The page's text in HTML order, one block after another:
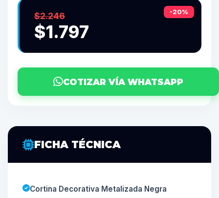
-20%
$2.246
$1.797
COTIZAR VÍA WHATSAPP
FICHA TÉCNICA
Cortina Decorativa Metalizada Negra